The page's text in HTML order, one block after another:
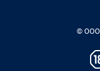
© ООО